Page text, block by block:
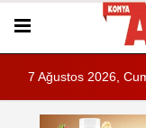
7 Ağustos 2026,